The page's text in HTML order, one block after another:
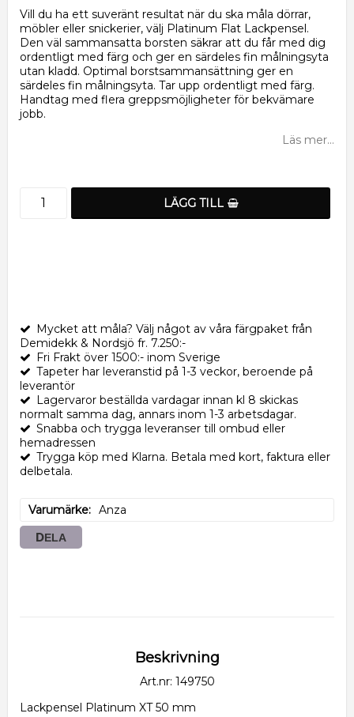
Vill du ha ett suveränt resultat när du ska måla dörrar,
möbler eller snickerier, välj Platinum Flat Lackpensel.
Den väl sammansatta borsten säkrar att du får med dig
ordentligt med färg och ger en särdeles fin målningsyta
utan kladd. Optimal borstsammansättning ger en
särdeles fin målningsyta. Tar upp ordentligt med färg.
Handtag med flera greppsmöjligheter för bekvämare
jobb.
Läs mer...
LÄGG TILL
Mycket att måla? Välj något av våra färgpaket från
Demidekk & Nordsjö fr. 7.250:-
Fri Frakt över 1500:- inom Sverige
Tapeter har leveranstid på 1-3 veckor, beroende på
leverantör
Lagervaror beställda vardagar innan kl 8 skickas
normalt samma dag, annars inom 1-3 arbetsdagar.
Snabba och trygga leveranser till ombud eller
hemadressen
Trygga köp med Klarna. Betala med kort, faktura eller
delbetala.
Varumärke Anza
DELA
Beskrivning
Art.nr: 149750
Lackpensel Platinum XT 50 mm